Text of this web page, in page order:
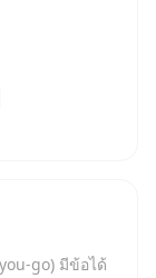
go) มีข้อได้